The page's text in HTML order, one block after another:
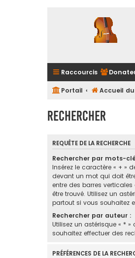
Raccourcis
Portail Accueil
Rechercher
REQUÊTE DE LA RECHERCHE
Rechercher par mots-
Insérez le caractère « + »
devant un mot qui doit
entre des barres
être trouvé. Utilisez un
partout si vous souhaitez
Rechercher par auteur :
Utilisez un astérisque « *
souhaitez effectuer des
PRÉFÉRENCES DE LA